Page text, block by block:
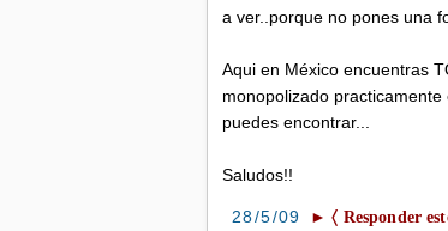
a ver..porque no pones una
Aqui en México encuentras
monopolizado
puedes encontrar...
Saludos!!
28/5/09 ► 〈 Responder